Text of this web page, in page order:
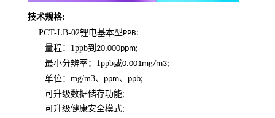
技术规格:
PCT-LB-02锂电基本型 PPB:
量程：1ppb到 20,000ppm;
最小分辨率：1ppb或0.001mg/m3;
单位：mg/m3、 ppm、 ppb;
可升级数据储存功能;
可升级健康安全模式;